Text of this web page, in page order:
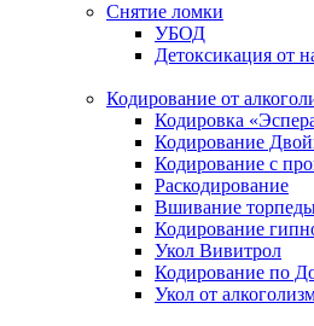
Снятие ломки
УБОД
Детоксикация от
Кодирование от
Кодировка
Кодирование
Кодирование с
Раскодирование
Вшивание
Кодирование
Укол Вивитрол
Кодирование по
Укол от